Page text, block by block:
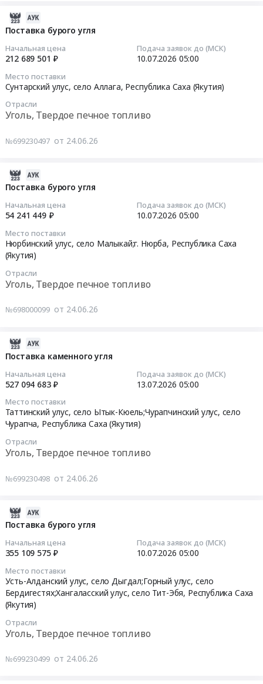
Поставка бурого угля
Начальная цена
212 689 501 ₽
Подача заявок до (МСК)
10.07.2026 05:00
Место поставки
Сунтарский улус, село Аллага, Республика Саха (Якутия)
Отрасли
Уголь, Твердое печное топливо
№699230497 от 24.06.26
Поставка бурого угля
Начальная цена
54 241 449 ₽
Подача заявок до (МСК)
10.07.2026 05:00
Место поставки
Нюрбинский улус, село Малыкай;г. Нюрба, Республика Саха
(Якутия)
Отрасли
Уголь, Твердое печное топливо
№698000099 от 24.06.26
Поставка каменного угля
Начальная цена
527 094 683 ₽
Подача заявок до (МСК)
13.07.2026 05:00
Место поставки
Таттинский улус, село Ытык-Кюель;Чурапчинский улус, село
Чурапча, Республика Саха (Якутия)
Отрасли
Уголь, Твердое печное топливо
№699230498 от 24.06.26
Поставка бурого угля
Начальная цена
355 109 575 ₽
Подача заявок до (МСК)
10.07.2026 05:00
Место поставки
Усть-Алданский улус, село Дыгдал;Горный улус, село
Бердигестях;Хангаласский улус, село Тит-Эбя, Республика Саха
(Якутия)
Отрасли
Уголь, Твердое печное топливо
№699230499 от 24.06.26